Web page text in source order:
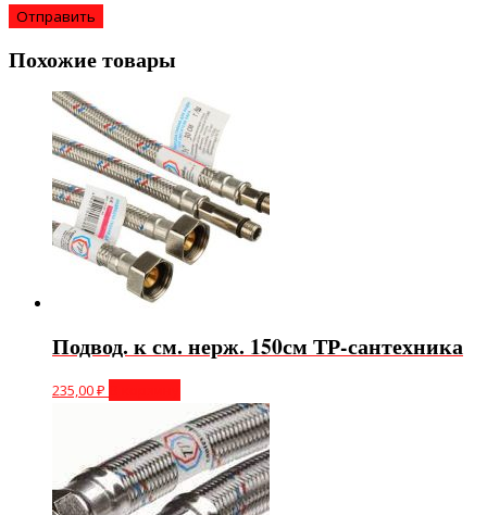
Похожие товары
Подвод. к см. нерж. 150см ТР-сантехника
235,00₽